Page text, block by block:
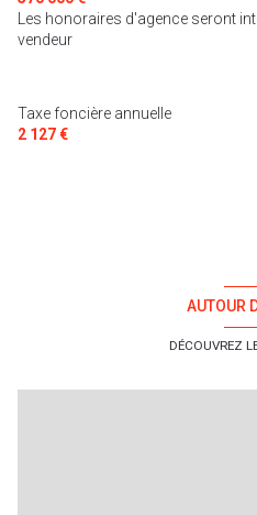
1 garage(s)
exposition Sud-Ouest
vue Campagne, Village
Les honoraires d'agence seront
vendeur
Taxe foncière annuelle
2 127 €
AUTOUR
DÉCOUVREZ